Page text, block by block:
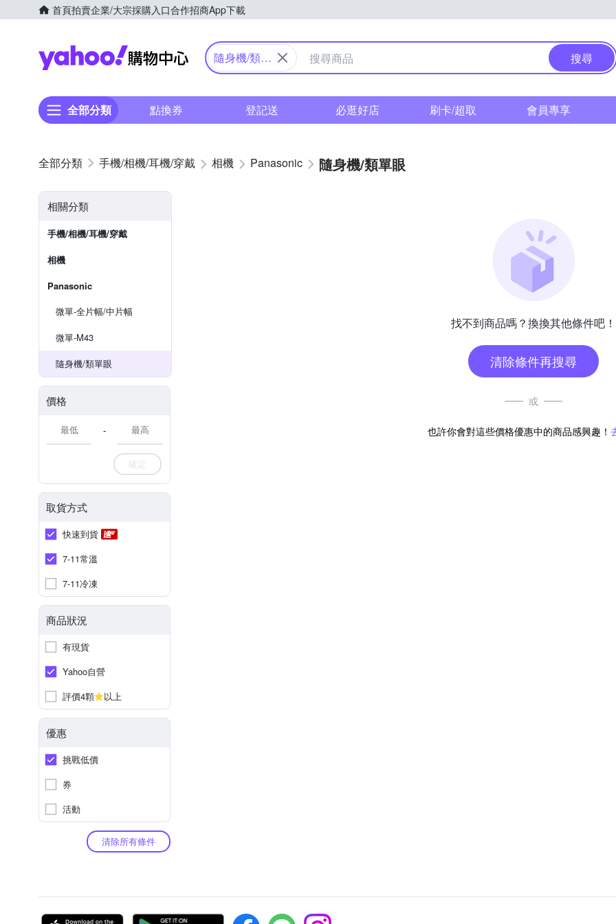
首頁拍賣企業/大宗採購入口合作招商App下載
Yahoo購物中心
隨身機/類單
搜尋
全部分類 點換券 登記送 必逛好店 刷卡/超取 會員專享
手機/相機/耳機/穿戴 相機 Panasonic 隨身機/類單眼
相關分類
手機/相機/耳機/穿戴
相機
Panasonic
微單-全片幅/中片幅
微單-M43
隨身機/類單眼
價格
-
確定
取貨方式
快速到貨
7-11常溫
7-11冷凍
商品狀況
有現貨
Yahoo自營
評價4顆
以上
優惠
挑戰低價
券
活動
清除所有條件
找不到商品嗎？換換其他條件吧！
清除條件再搜尋
或
也許你會對這些價格優惠中的商品感興趣！